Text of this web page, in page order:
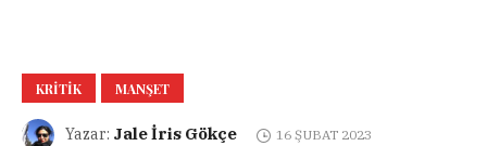
KRITIK MANŞET
Yazar: Jale İris Gökçe 16 ŞUBAT 2023